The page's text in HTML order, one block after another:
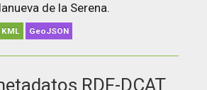
de la Serena.
KML GeoJSON
RDF-DCAT